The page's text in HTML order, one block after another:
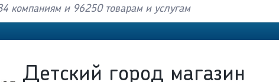
Детский город магазин